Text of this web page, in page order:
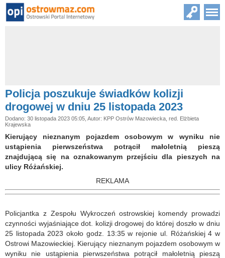
Policja poszukuje świadków kolizji
drogowej w dniu 25 listopada 2023
Dodano: 30 listopada 2023 05:05, Autor: KPP Ostrów Mazowiecka, red. Elżbieta
Krajewska
Kierujący nieznanym pojazdem osobowym w wyniku nie
ustąpienia pierwszeństwa potrącił małoletnią pieszą
znajdującą się na oznakowanym przejściu dla pieszych na
ulicy Różańskiej.
REKLAMA
Policjantka z Zespołu Wykroczeń ostrowskiej komendy prowadzi
czynności wyjaśniające dot. kolizji drogowej do której doszło w dniu
25 listopada 2023 około godz. 13:35 w rejonie ul. Różańskiej 4 w
Ostrowi Mazowieckiej. Kierujący nieznanym pojazdem osobowym w
wyniku nie ustąpienia pierwszeństwa potrącił małoletnią pieszą